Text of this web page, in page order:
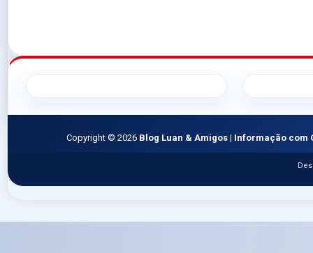
Copyright © 2026 Blog Luan & Amigos | Informação